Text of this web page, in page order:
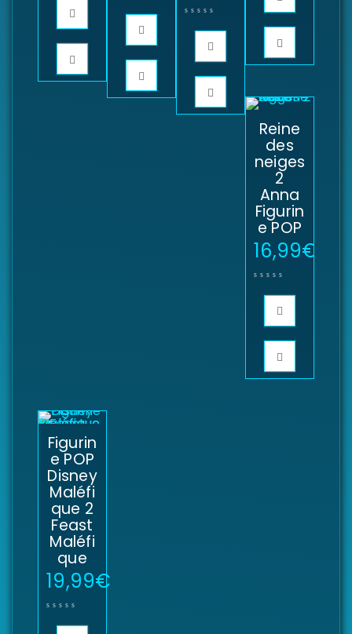
Reine
des
neiges
2
Anna
Figurin
e POP
16,99€
Figurin
e POP
Disney
Maléfi
que 2
Feast
Maléfi
que
19,99€